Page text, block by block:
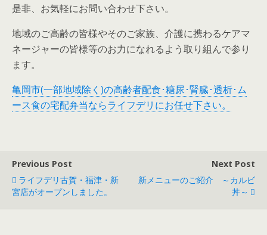
是非、お気軽にお問い合わせ下さい。
地域のご高齢の皆様やそのご家族、介護に携わるケアマ
ネージャーの皆様等のお力になれるよう取り組んで参り
ます。
亀岡市(一部地域除く)の高齢者配食･糖尿･腎臓･透析･ム
ース食の宅配弁当ならライフデリにお任せ下さい。
Previous Post
ライフデリ古賀・福津・新
宮店がオープンしました。
Next Post
新メニューのご紹介 ～カルビ
丼～